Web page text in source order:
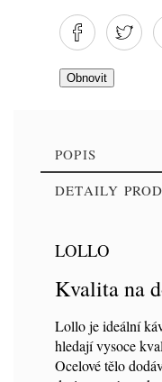
POPIS
DETAILY
LOLLO
Kvalita na
Lollo je ideální
hledají vysoce
Ocelové tělo
Kódvbm-lollo-